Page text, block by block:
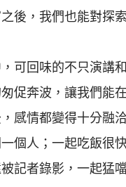
後，我們也能對探
可回味的不只演講
促奔波，讓我們能
感情都變得十分融
個人；一起吃飯很
記者錄影，一起猛